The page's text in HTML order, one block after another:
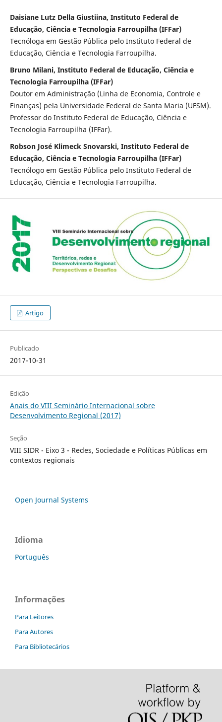
Daisiane Lutz Della Giustiina, Instituto Federal de
Educação, Ciência e Tecnologia Farroupilha (IFFar)
Tecnóloga em Gestão Pública pelo Instituto Federal de
Educação, Ciência e Tecnologia Farroupilha.
Bruno Milani, Instituto Federal de Educação, Ciência e
Tecnologia Farroupilha (IFFar)
Doutor em Administração (Linha de Economia, Controle e
Finanças) pela Universidade Federal de Santa Maria (UFSM).
Professor do Instituto Federal de Educação, Ciência e
Tecnologia Farroupilha (IFFar).
Robson José Klimeck Snovarski, Instituto Federal de
Educação, Ciência e Tecnologia Farroupilha (IFFar)
Tecnólogo em Gestão Pública pelo Instituto Federal de
Educação, Ciência e Tecnologia Farroupilha.
Artigo
Publicado
2017-10-31
Edição
Anais do VIII Seminário Internacional sobre
Desenvolvimento Regional (2017)
Seção
VIII SIDR - Eixo 3 - Redes, Sociedade e Políticas Públicas em
contextos regionais
Open Journal Systems
Idioma
Português
Informações
Para Leitores
Para Autores
Para Bibliotecários